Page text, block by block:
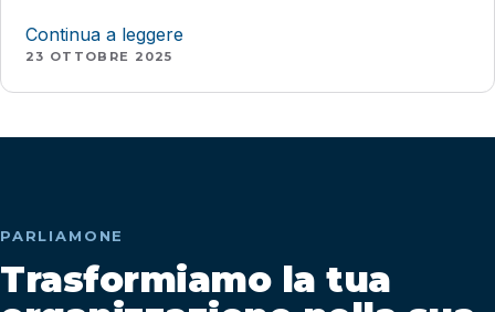
Continua a leggere
23 OTTOBRE 2025
PARLIAMONE
Trasformiamo la tua